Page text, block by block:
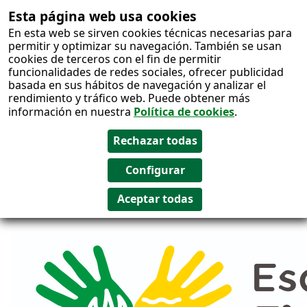
Esta página web usa cookies
En esta web se sirven cookies técnicas necesarias para
permitir y optimizar su navegación. También se usan
cookies de terceros con el fin de permitir
funcionalidades de redes sociales, ofrecer publicidad
basada en sus hábitos de navegación y analizar el
rendimiento y tráfico web. Puede obtener más
información en nuestra Política de cookies.
Salto al
contenido